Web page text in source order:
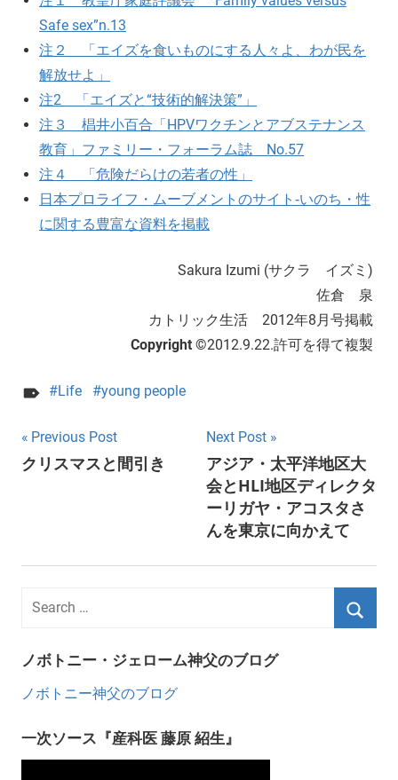
Safe sex”n.13
注２ 「エイズを食いものにする人々よ、わが民を
解放せよ」
注2 「エイズと“技術的解決策”」
注３ 椙井小百合「HPVワクチンとアブステナンス
教育」ファミリー・フォーラム誌 No.57
注４ 「危険だらけの若者の性」
日本プロライフ・ムーブメントのサイト‐いのち・性
に関する豊富な資料を掲載
Sakura Izumi (サクラ イズミ)
佐倉 泉
カトリック生活 2012年8月号掲載
Copyright ©2012.9.22.許可を得て複製
Life young people
Post
navigation
Previous Post
クリスマスと間引き
Next Post
アジア・太平洋地区大
会とHLI地区ディレクタ
ーリガヤ・アコスタさ
んを東京に向かえて
ノボトニー・ジェローム神父のブログ
ノボトニー神父のブログ
一次ソース『産科医 藤原 紹生』